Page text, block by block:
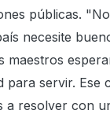
públicas.
necesite
maestros
para servir. Ese
a resolver con